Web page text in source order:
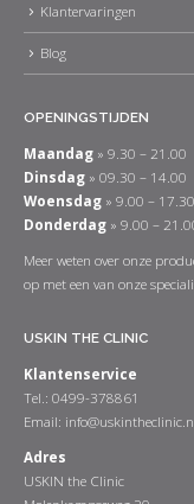
Klantervaringen
Blog
OPENINGSTIJDEN
Maandag » 9.30 – 21.00
Dinsdag » 09.30 – 14.00
Woensdag » 9.00 – 17.30
Donderdag » 9.00 –
Meer weten over onze
op met een van onze
USKIN THE CLINIC
Klantenservice
Tel.: 0499-378861
Email:
Adres
USKIN the Clinic